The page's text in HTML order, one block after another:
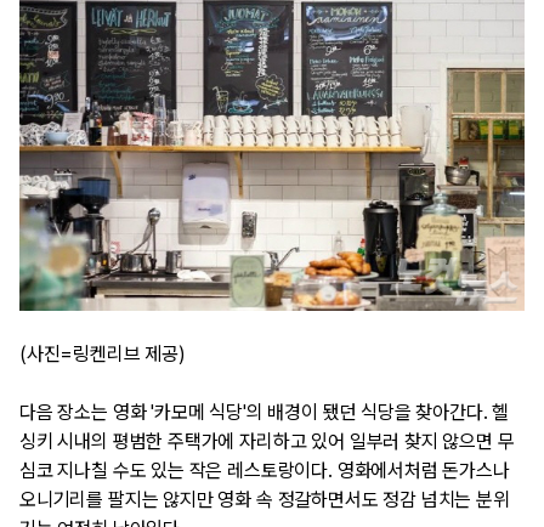
(사진=링켄리브 제공)
다음 장소는 영화 '카모메 식당'의 배경이 됐던 식당을 찾아간다. 헬
싱키 시내의 평범한 주택가에 자리하고 있어 일부러 찾지 않으면 무
심코 지나칠 수도 있는 작은 레스토랑이다. 영화에서처럼 돈가스나
오니기리를 팔지는 않지만 영화 속 정갈하면서도 정감 넘치는 분위